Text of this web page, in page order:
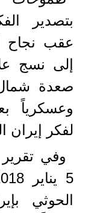
بتصدير
عقب نجاح
إلى نسج
صعدة شمال
وعسكرياً
لفكر إيران
وفي تقرير
الحوثي